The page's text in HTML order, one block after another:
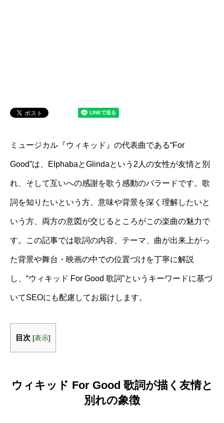
ミュージカル『ウィキッド』の代表曲である“For
Good”は、ElphabaとGlindaという2人の女性が友情と別
れ、そして互いへの感謝を歌う感動のバラードです。歌
詞を知りたいという方、意味や背景を深く理解したいと
いう方、両方の意図が交じるところがこの楽曲の魅力で
す。この記事では歌詞の内容、テーマ、曲が出来上がっ
た背景や舞台・映画の中での位置づけを丁寧に解説
し、“ウィキッド For Good 歌詞”というキーワードに基づ
いてSEOにも配慮してお届けします。
目次 [表示]
ウィキッド For Good 歌詞が描く友情と
別れの象徴